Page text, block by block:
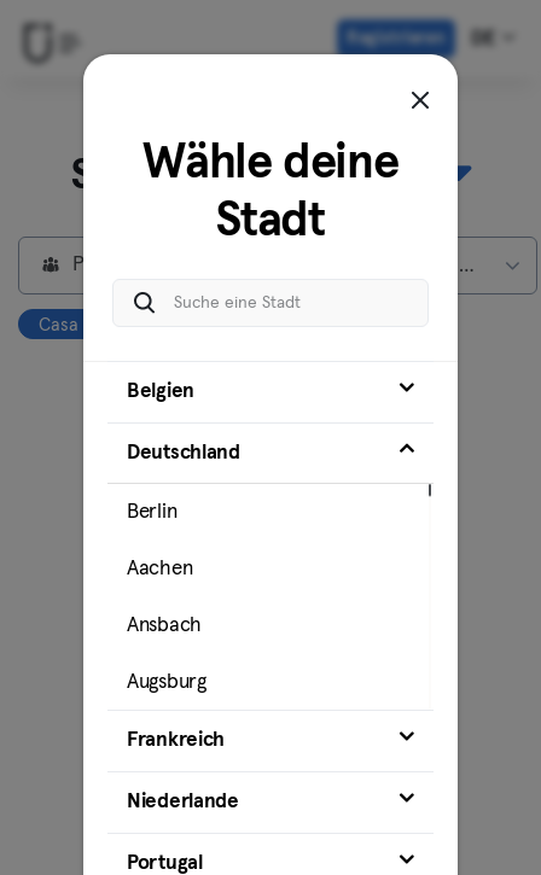
Registrieren
Entdecke unsere
Standorte inBerlin
Privatmitglieder Max Mitgliedschaft
Casa Flow Studios Alles löschen
Wähle deine
Stadt
Belgien
Deutschland
Berlin
Aachen
Ansbach
Augsburg
Bamberg
Bielefeld
Bochum
Frankreich
Niederlande
Portugal